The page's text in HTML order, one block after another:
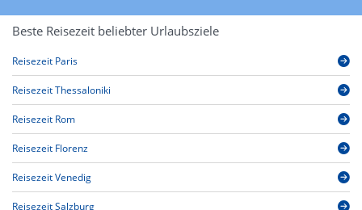
Beste Reisezeit beliebter Urlaubsziele
Reisezeit Paris
Reisezeit Thessaloniki
Reisezeit Rom
Reisezeit Florenz
Reisezeit Venedig
Reisezeit Salzburg